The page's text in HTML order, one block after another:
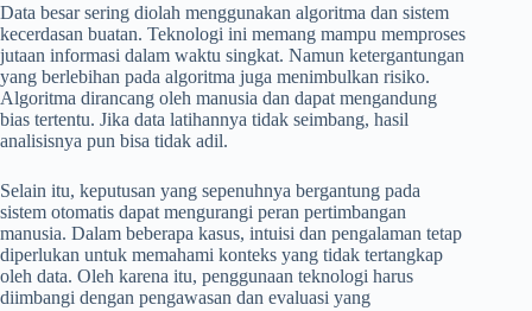
Data besar sering diolah menggunakan algoritma dan sistem
kecerdasan buatan. Teknologi ini memang mampu memproses
jutaan informasi dalam waktu singkat. Namun ketergantungan
yang berlebihan pada algoritma juga menimbulkan risiko.
Algoritma dirancang oleh manusia dan dapat mengandung
bias tertentu. Jika data latihannya tidak seimbang, hasil
analisisnya pun bisa tidak adil.
Selain itu, keputusan yang sepenuhnya bergantung pada
sistem otomatis dapat mengurangi peran pertimbangan
manusia. Dalam beberapa kasus, intuisi dan pengalaman tetap
diperlukan untuk memahami konteks yang tidak tertangkap
oleh data. Oleh karena itu, penggunaan teknologi harus
diimbangi dengan pengawasan dan evaluasi yang